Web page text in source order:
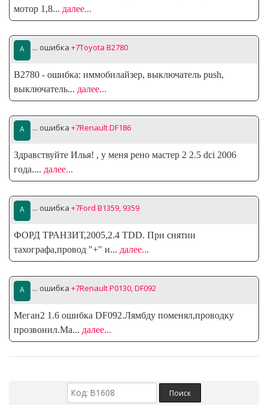
мотор 1,8... далее...
... ошибка +7Toyota B2780
B2780 - ошибка: иммобилайзер, выключатель push,
выключатель... далее...
... ошибка +7Renault DF186
Здравствуйте Илья! , у меня рено мастер 2 2.5 dci 2006
года.... далее...
... ошибка +7Ford B1359, 9359
ФОРД ТРАНЗИТ,2005,2.4 TDD. При снятии
тахографа,провод "+" и... далее...
... ошибка +7Renault P0130, DF092
Меган2 1.6 ошибка DF092.Лямбду поменял,проводку
прозвонил.Ма... далее...